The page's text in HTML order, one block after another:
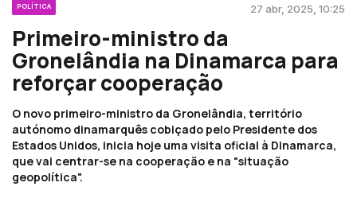
POLÍTICA 27 abr, 2025, 10:25
Primeiro-ministro da
Gronelândia na Dinamarca para
reforçar cooperação
O novo primeiro-ministro da Gronelândia, território
autónomo dinamarquês cobiçado pelo Presidente dos
Estados Unidos, inicia hoje uma visita oficial à Dinamarca,
que vai centrar-se na cooperação e na "situação
geopolítica".